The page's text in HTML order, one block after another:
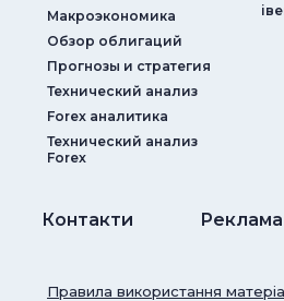
Макроэкономика
Обзор облигаций
Прогнозы и стратегия
Технический анализ
Forex аналитика
Технический анализ
Forex
Контакти Реклама
Правила використання